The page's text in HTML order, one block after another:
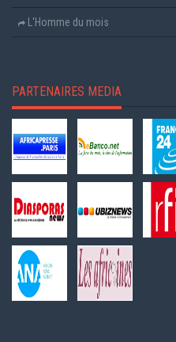
L'Homme du mois
PARTENAIRES MEDIA